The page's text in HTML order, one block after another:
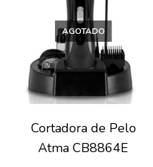
AGOTADO
Cortadora de Pelo
Atma CB8864E